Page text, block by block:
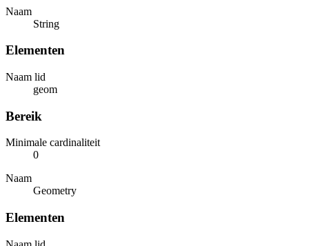
Naam
String
Elementen
Naam lid
geom
Bereik
Minimale cardinaliteit
0
Naam
Geometry
Elementen